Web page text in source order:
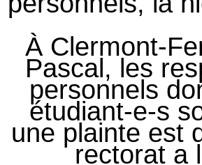
À Clermont-
Pascal, les
personnels
étudiant-e-s
une plainte est
rectorat a